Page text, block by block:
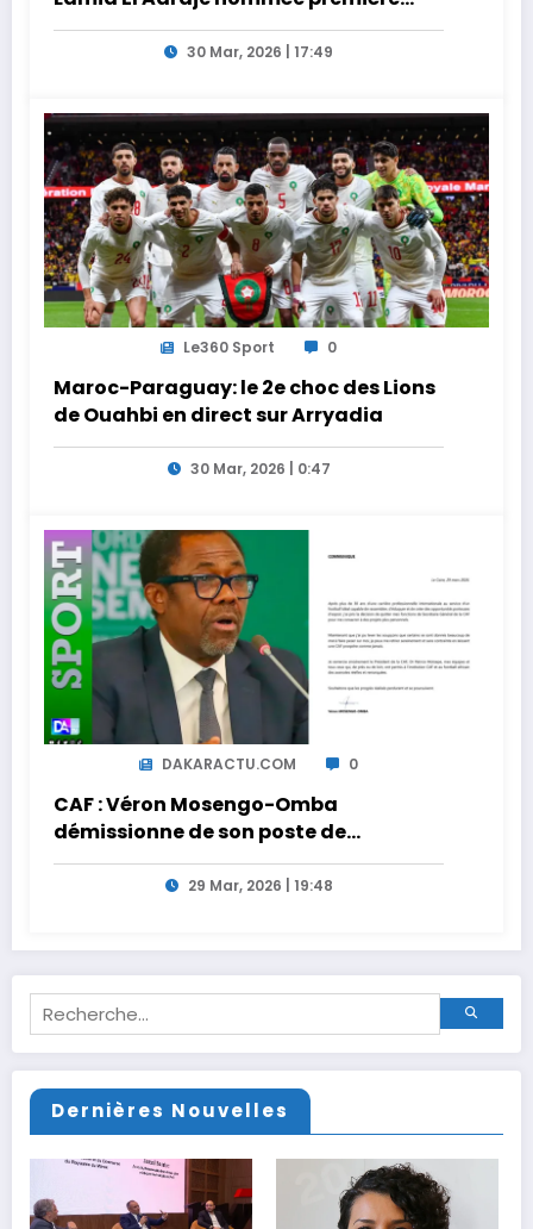
adjointe
30 Mar, 2026 | 17:49
Le360 Sport 0
Maroc-Paraguay: le 2e choc des Lions
de Ouahbi en direct sur Arryadia
30 Mar, 2026 | 0:47
DAKARACTU.COM 0
CAF : Véron Mosengo-Omba
démissionne de son poste de
Secrétaire Général
29 Mar, 2026 | 19:48
Dernières Nouvelles